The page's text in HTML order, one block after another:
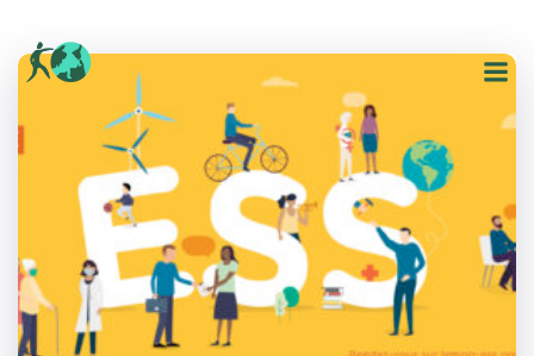
contenu